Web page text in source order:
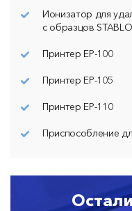
Ионизатор для
с образцов
Принтер ЕР-100
Принтер ЕР-105
Принтер ЕР-110
Приспособление